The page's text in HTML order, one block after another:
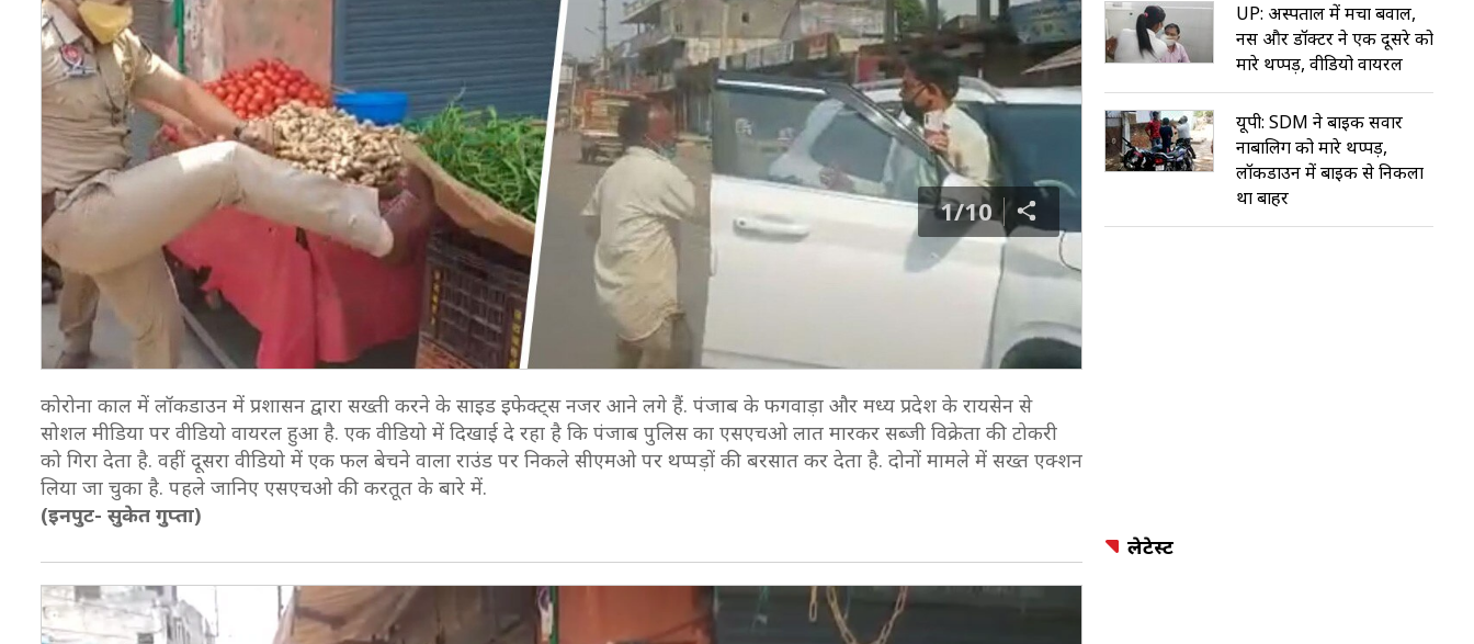
1/10
कोरोना काल में लॉकडाउन में प्रशासन द्वारा सख्ती करने के साइड इफेक्ट्स नजर आने लगे हैं. पंजाब के फगवाड़ा और मध्य प्रदेश के रायसेन से
सोशल मीडिया पर वीडियो वायरल हुआ है. एक वीडियो में दिखाई दे रहा है कि पंजाब पुलिस का एसएचओ लात मारकर सब्जी विक्रेता की टोकरी
को गिरा देता है. वहीं दूसरा वीडियो में एक फल बेचने वाला राउंड पर निकले सीएमओ पर थप्पड़ों की बरसात कर देता है. दोनों मामले में सख्त एक्शन
लिया जा चुका है. पहले जानिए एसएचओ की करतूत के बारे में.
(इनपुट- सुकेत गुप्ता)
UP: अस्पताल में मचा बवाल,
नर्स और डॉक्टर ने एक दूसरे को
मारे थप्पड़, वीडियो वायरल
यूपी: SDM ने बाइक सवार
नाबालिग को मारे थप्पड़,
लॉकडाउन में बाइक से निकला
था बाहर
लेटेस्ट